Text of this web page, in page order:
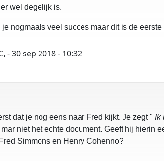
wel degelijk is.
je nogmaals veel succes maar dit is de
- 30 sep 2018 - 10:32
dat je nog eens naar Fred kijkt. Je zegt " Ik
niet het echte document. Geeft hij hierin
Simmons en Henry Cohenno?